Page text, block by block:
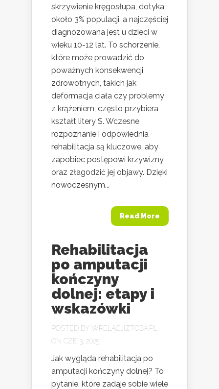
skrzywienie kręgosłupa, dotyka
około 3% populacji, a najczęściej
diagnozowana jest u dzieci w
wieku 10-12 lat. To schorzenie,
które może prowadzić do
poważnych konsekwencji
zdrowotnych, takich jak
deformacja ciała czy problemy
z krążeniem, często przybiera
kształt litery S. Wczesne
rozpoznanie i odpowiednia
rehabilitacja są kluczowe, aby
zapobiec postępowi krzywizny
oraz złagodzić jej objawy. Dzięki
nowoczesnym...
Read More
Rehabilitacja
po amputacji
kończyny
dolnej: etapy i
wskazówki
POSTED BY WRELACJIZTOBA.PL
ON CZE 3, 2025
Jak wygląda rehabilitacja po
amputacji kończyny dolnej? To
pytanie, które zadaje sobie wiele